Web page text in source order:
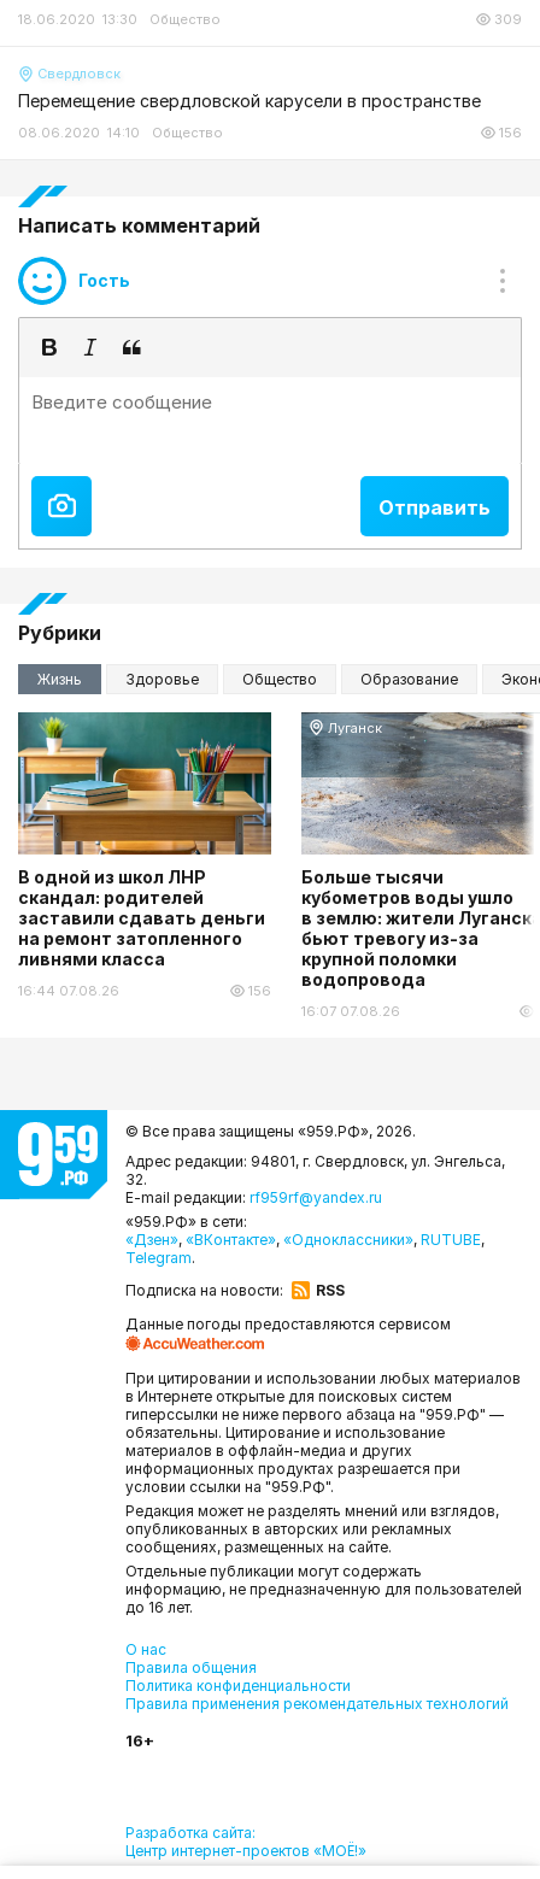
18.06.2020 13:30 Общество 309
Свердловск
Перемещение свердловской карусели в пространстве
08.06.2020 14:10 Общество 156
Написать комментарий
Гость
Рубрики
Жизнь Здоровье Общество Образование
В одной из школ ЛНР
скандал: родителей
заставили сдавать деньги
на ремонт затопленного
ливнями класса
16:44 07.08.26 156
Луганск
Больше тысячи
кубометров воды ушло
в землю: жители
бьют тревогу из-за
крупной поломки
водопровода
16:07 07.08.26
© Все права защищены «959.РФ», 2026.
Адрес редакции: 94801, г. Свердловск, ул. Энгельса,
32.
E-mail редакции: rf959rf@yandex.ru
«959.РФ» в сети:
«Дзен», «ВКонтакте», «Одноклассники», RUTUBE,
Telegram.
Подписка на новости:
RSS
Данные погоды предоставляются сервисом
При цитировании и использовании любых материалов
в Интернете открытые для поисковых систем
гиперссылки не ниже первого абзаца на "959.РФ" —
обязательны. Цитирование и использование
материалов в оффлайн-медиа и других
информационных продуктах разрешается при
условии ссылки на "959.РФ".
Редакция может не разделять мнений или взглядов,
опубликованных в авторских или рекламных
сообщениях, размещенных на сайте.
Отдельные публикации могут содержать
информацию, не предназначенную для пользователей
до 16 лет.
О нас
Правила общения
Политика конфиденциальности
Правила применения рекомендательных технологий
16+
Разработка сайта:
Центр интернет-проектов «МОЁ!»